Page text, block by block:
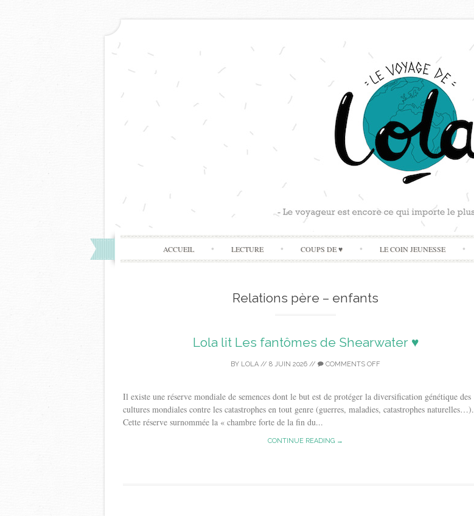
Skip
to
ACCUEIL LECTURE COUPS DE ♥ LE COIN JEUNESSE
Relations père – enfants
Lola lit Les fantômes de Shearwater ♥
BY LOLA // 8 JUIN 2026 // COMMENTS OFF
Il existe une réserve mondiale de semences dont le but est de protéger la diversification génétique des
cultures mondiales contre les catastrophes en tout genre (guerres, maladies, catastrophes naturelles…).
Cette réserve surnommée la « chambre forte de la fin du...
CONTINUE READING →